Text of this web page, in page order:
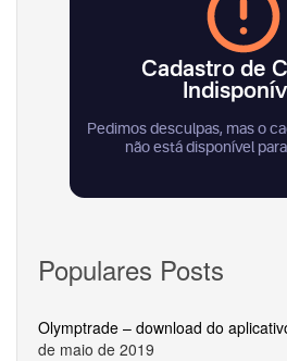
Populares Posts
Olymptrade – download do
de maio de 2019